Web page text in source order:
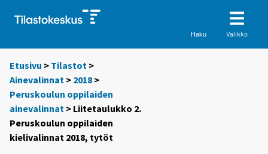
Haku Valikko
Etusivu > Tilastot >
Ainevalinnat > 2018 >
Peruskoulun oppilaiden
ainevalinnat > Liitetaulukko 2.
Peruskoulun oppilaiden
kielivalinnat 2018, tytöt